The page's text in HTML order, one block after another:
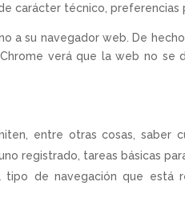
carácter técnico,
a su navegador web. De
verá que la web no se
entre otras cosas, saber
registrado, tareas básicas
tipo de navegación que está